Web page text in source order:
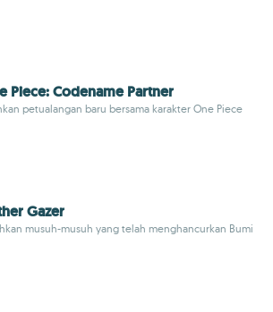
Piece: Codename Partner
petualangan baru bersama karakter One Piece
Gazer
musuh-musuh yang telah menghancurkan Bumi